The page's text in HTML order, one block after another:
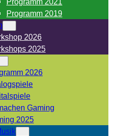
Programm 2019
2026
2025
2026
Gaming
2025